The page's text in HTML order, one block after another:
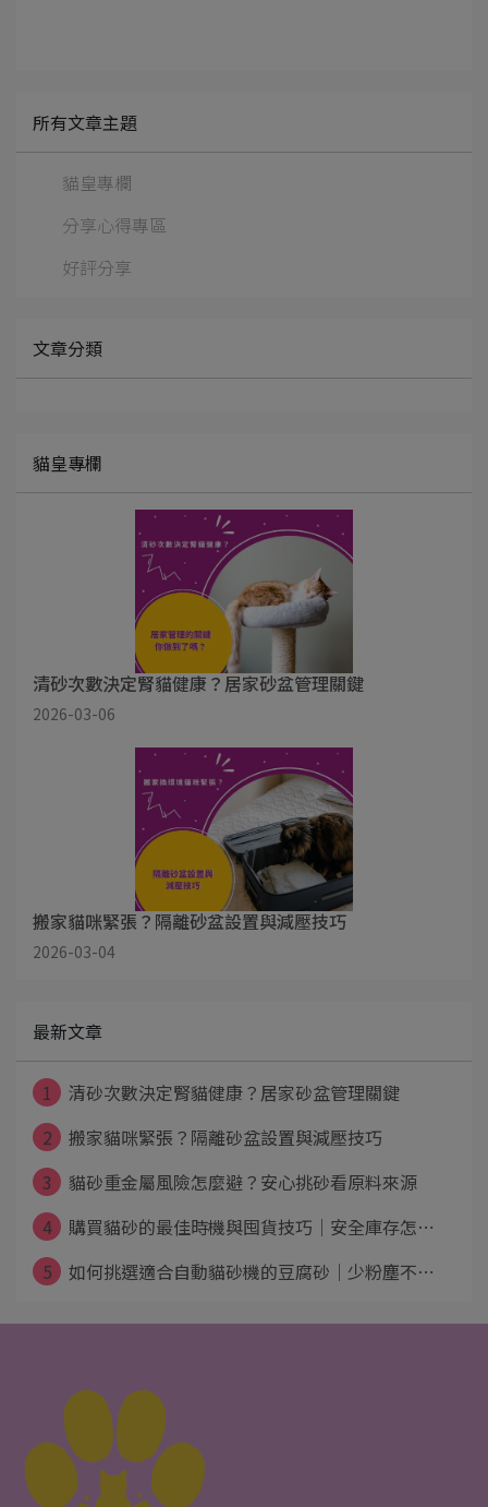
所有文章主題
貓皇專欄
分享心得專區
好評分享
文章分類
貓皇專欄
清砂次數決定腎貓健康？居家砂盆管理關鍵
2026-03-06
搬家貓咪緊張？隔離砂盆設置與減壓技巧
2026-03-04
最新文章
1
清砂次數決定腎貓健康？居家砂盆管理關鍵
2
搬家貓咪緊張？隔離砂盆設置與減壓技巧
3
貓砂重金屬風險怎麼避？安心挑砂看原料來源
4
購買貓砂的最佳時機與囤貨技巧｜安全庫存怎⋯
5
如何挑選適合自動貓砂機的豆腐砂｜少粉塵不⋯